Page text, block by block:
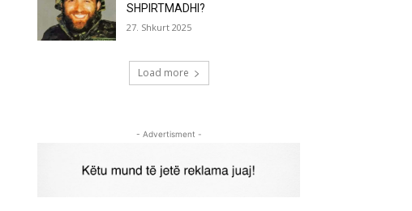
SHPIRTMADHI?
27. Shkurt 2025
Load more
- Advertisment -